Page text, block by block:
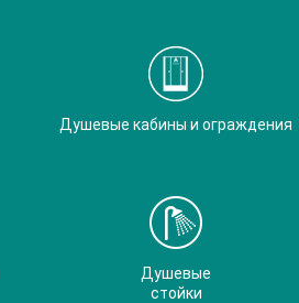
Душевые кабины и ограждения
Душевые
стойки